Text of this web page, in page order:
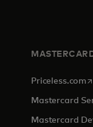
Priceless.com
Mastercard
Mastercard